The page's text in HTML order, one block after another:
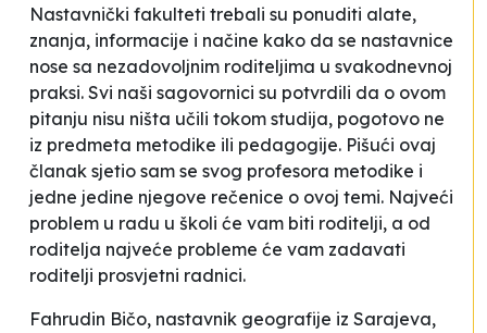
Nastavnički fakulteti trebali su ponuditi alate,
znanja, informacije i načine kako da se nastavnice
nose sa nezadovoljnim roditeljima u svakodnevnoj
praksi. Svi naši sagovornici su potvrdili da o ovom
pitanju nisu ništa učili tokom studija, pogotovo ne
iz predmeta metodike ili pedagogije. Pišući ovaj
članak sjetio sam se svog profesora metodike i
jedne jedine njegove rečenice o ovoj temi. Najveći
problem u radu u školi će vam biti roditelji, a od
roditelja najveće probleme će vam zadavati
roditelji prosvjetni radnici.
Fahrudin Bičo, nastavnik geografije iz Sarajeva,